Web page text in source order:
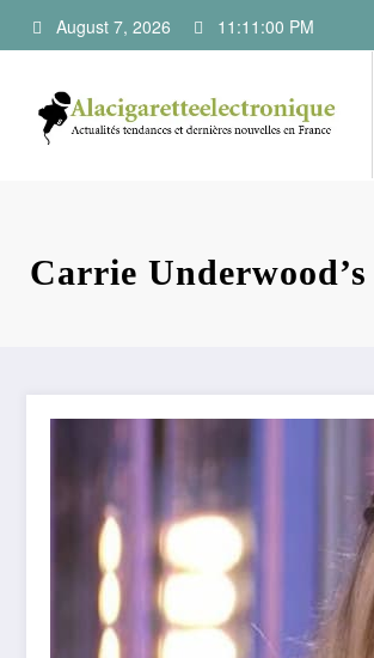
to
August 7, 2026 11:11:01 PM
Carrie